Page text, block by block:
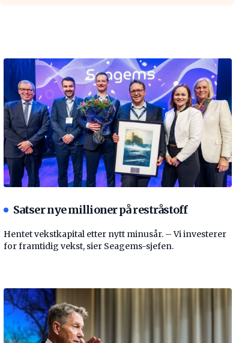
Satser nye millioner på restråstoff
Hentet vekstkapital etter nytt minusår. – Vi investerer
for framtidig vekst, sier Seagems-sjefen.